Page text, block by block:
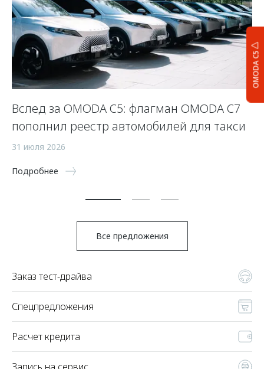
OMODA C5
Вслед за OMODA C5: флагман OMODA C7
пополнил реестр автомобилей для такси
31 июля 2026
Подробнее
Все предложения
Заказ тест-драйва
Спецпредложения
Расчет кредита